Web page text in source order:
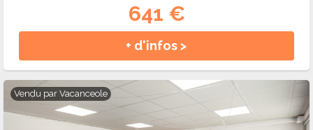
641 €
+ d'infos >
Vendu par Vacanceole